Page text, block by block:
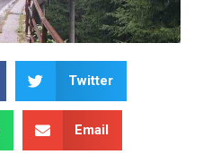
Twitter
Email